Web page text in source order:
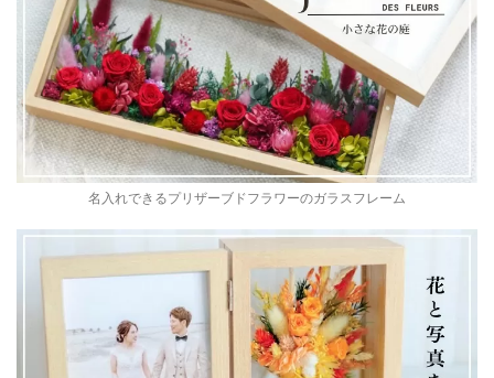
名入れできるプリザーブドフラワーのガラスフレーム